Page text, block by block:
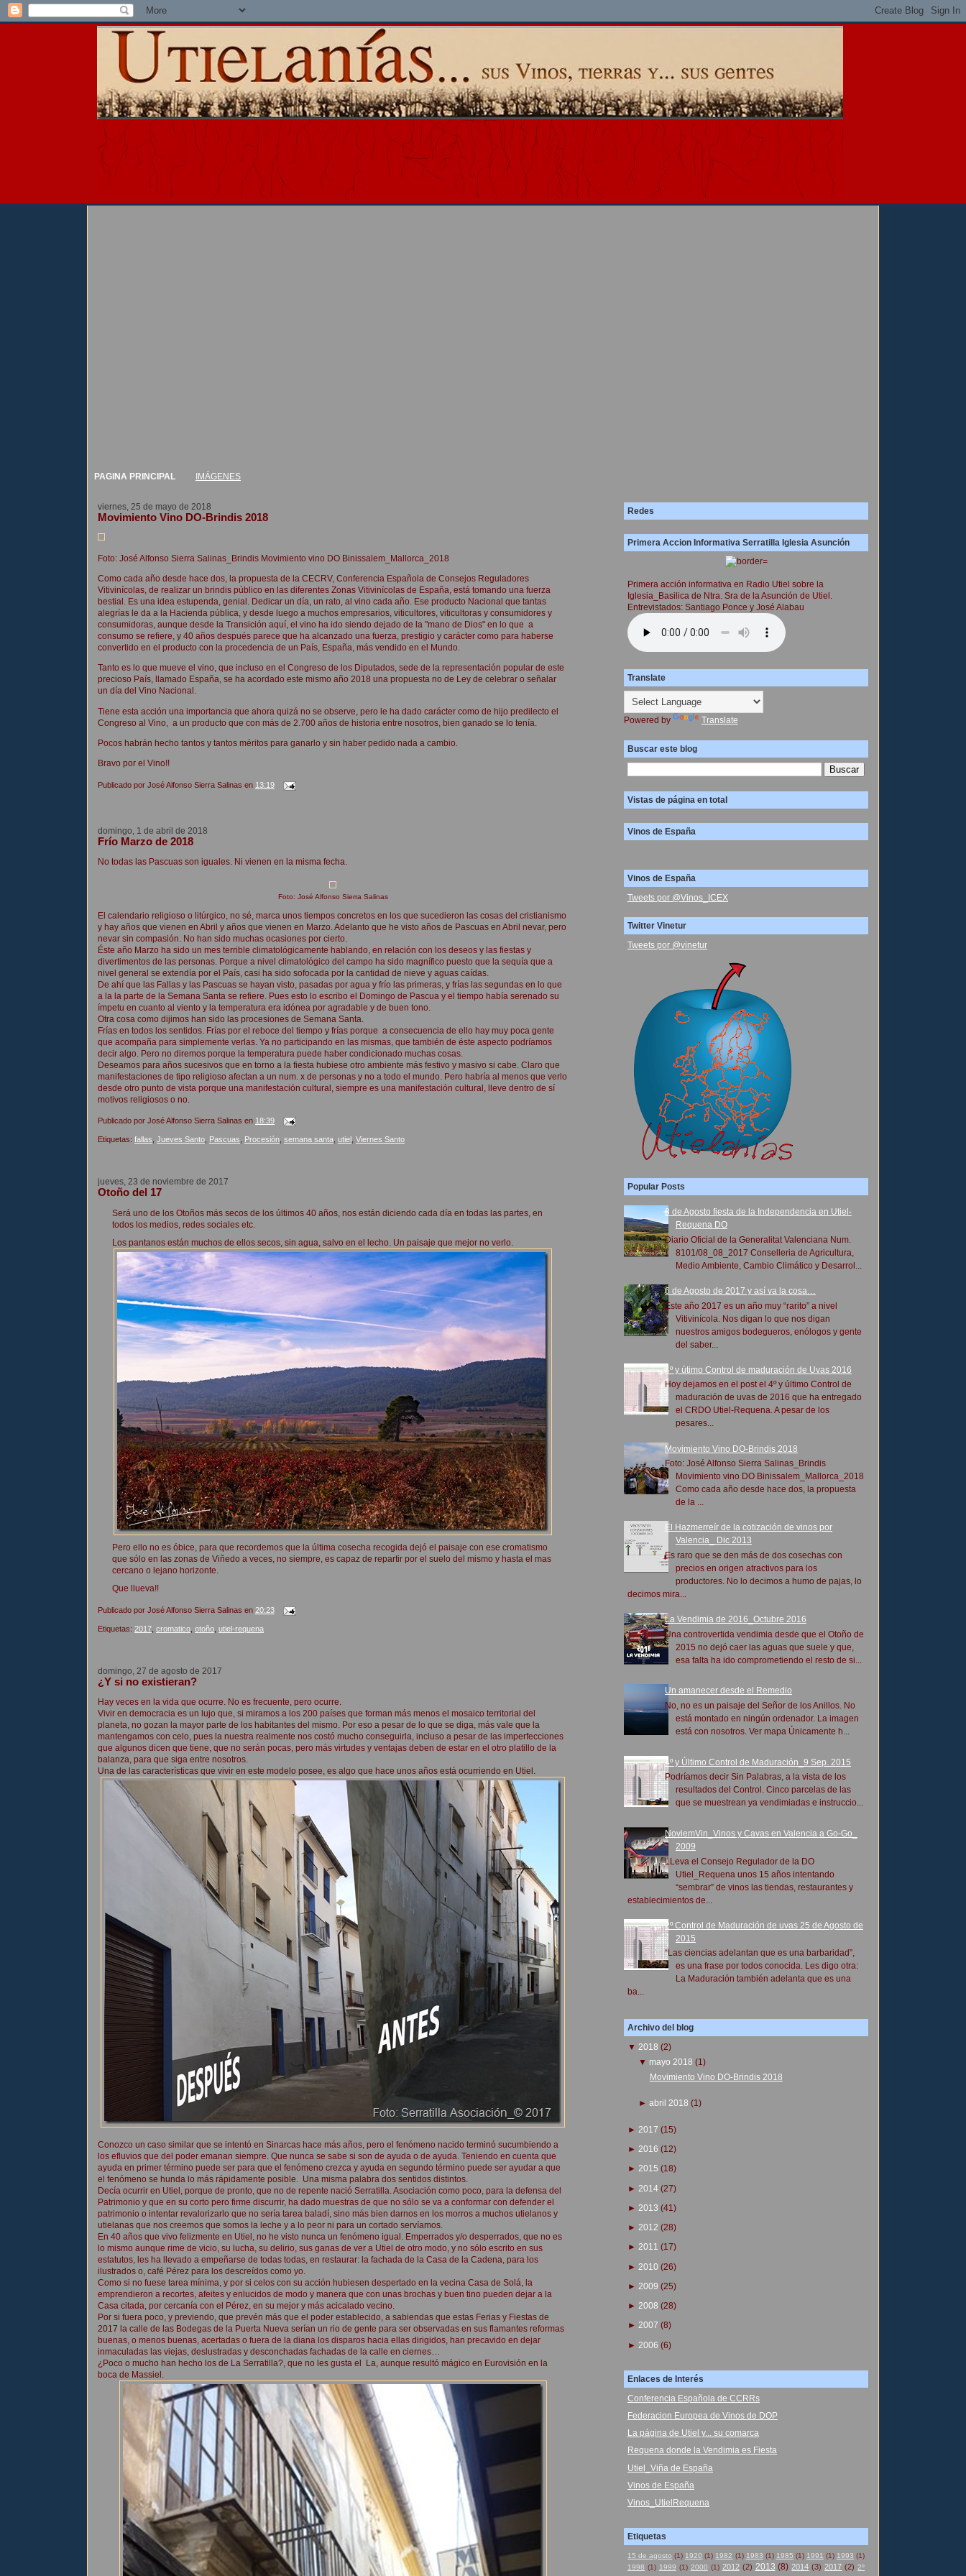
PAGINA PRINCIPAL IMÁGENES
viernes, 25 de mayo de 2018
Movimiento Vino DO-Brindis 2018
Foto: José Alfonso Sierra Salinas_Brindis Movimiento vino DO Binissalem_Mallorca_2018
Como cada año desde hace dos, la propuesta de la CECRV, Conferencia Española de Consejos Reguladores
Vitivinícolas, de realizar un brindis público en las diferentes Zonas Vitivinícolas de España, está tomando una fuerza
bestial. Es una idea estupenda, genial. Dedicar un día, un rato, al vino cada año. Ese producto Nacional que tantas
alegrías le da a la Hacienda pública, y desde luego a muchos empresarios, viticultores, viticultoras y consumidores y
consumidoras, aunque desde la Transición aquí, el vino ha ido siendo dejado de la "mano de Dios" en lo que a
consumo se refiere, y 40 años después parece que ha alcanzado una fuerza, prestigio y carácter como para haberse
convertido en el producto con la procedencia de un País, España, más vendido en el Mundo.
Tanto es lo que mueve el vino, que incluso en el Congreso de los Diputados, sede de la representación popular de este
precioso País, llamado España, se ha acordado este mismo año 2018 una propuesta no de Ley de celebrar o señalar
un día del Vino Nacional.
Tiene esta acción una importancia que ahora quizá no se observe, pero le ha dado carácter como de hijo predilecto el
Congreso al Vino, a un producto que con más de 2.700 años de historia entre nosotros, bien ganado se lo tenía.
Pocos habrán hecho tantos y tantos méritos para ganarlo y sin haber pedido nada a cambio.
Bravo por el Vino!!
Publicado por José Alfonso Sierra Salinas en 13:19
domingo, 1 de abril de 2018
Frío Marzo de 2018
No todas las Pascuas son iguales. Ni vienen en la misma fecha.
Foto: José Alfonso Sierra Salinas
El calendario religioso o litúrgico, no sé, marca unos tiempos concretos en los que sucedieron las cosas del cristianismo
y hay años que vienen en Abril y años que vienen en Marzo. Adelanto que he visto años de Pascuas en Abril nevar, pero
nevar sin compasión. No han sido muchas ocasiones por cierto.
Éste año Marzo ha sido un mes terrible climatológicamente hablando, en relación con los deseos y las fiestas y
divertimentos de las personas. Porque a nivel climatológico del campo ha sido magnífico puesto que la sequía que a
nivel general se extendía por el País, casi ha sido sofocada por la cantidad de nieve y aguas caídas.
De ahí que las Fallas y las Pascuas se hayan visto, pasadas por agua y frío las primeras, y frías las segundas en lo que
a la la parte de la Semana Santa se refiere. Pues esto lo escribo el Domingo de Pascua y el tiempo había serenado su
ímpetu en cuanto al viento y la temperatura era idónea por agradable y de buen tono.
Otra cosa como dijimos han sido las procesiones de Semana Santa.
Frías en todos los sentidos. Frías por el reboce del tiempo y frías porque a consecuencia de ello hay muy poca gente
que acompaña para simplemente verlas. Ya no participando en las mismas, que también de éste aspecto podríamos
decir algo. Pero no diremos porque la temperatura puede haber condicionado muchas cosas.
Deseamos para años sucesivos que en torno a la fiesta hubiese otro ambiente más festivo y masivo si cabe. Claro que
manifestaciones de tipo religioso afectan a un num. x de personas y no a todo el mundo. Pero habría al menos que verlo
desde otro punto de vista porque una manifestación cultural, siempre es una manifestación cultural, lleve dentro de sí
motivos religiosos o no.
Publicado por José Alfonso Sierra Salinas en 18:39
Etiquetas: fallas Jueves Santo Pascuas Procesión semana santa utiel Viernes Santo
jueves, 23 de noviembre de 2017
Otoño del 17
Será uno de los Otoños más secos de los últimos 40 años, nos están diciendo cada día en todas las partes, en
todos los medios, redes sociales etc.
Los pantanos están muchos de ellos secos, sin agua, salvo en el lecho. Un paisaje que mejor no verlo.
Pero ello no es óbice, para que recordemos que la última cosecha recogida dejó el paisaje con ese cromatismo
que sólo en las zonas de Viñedo a veces, no siempre, es capaz de repartir por el suelo del mismo y hasta el mas
cercano o lejano horizonte.
Que llueva!!
Publicado por José Alfonso Sierra Salinas en 20:23
Etiquetas: 2017 cromatico otoño utiel-requena
domingo, 27 de agosto de 2017
¿Y si no existieran?
Hay veces en la vida que ocurre. No es frecuente, pero ocurre.
Vivir en democracia es un lujo que, si miramos a los 200 países que forman más menos el mosaico territorial del
planeta, no gozan la mayor parte de los habitantes del mismo. Por eso a pesar de lo que se diga, más vale que la
mantengamos con celo, pues la nuestra realmente nos costó mucho conseguirla, incluso a pesar de las imperfecciones
que algunos dicen que tiene, que no serán pocas, pero más virtudes y ventajas deben de estar en el otro platillo de la
balanza, para que siga entre nosotros.
Una de las características que vivir en este modelo posee, es algo que hace unos años está ocurriendo en Utiel.
Conozco un caso similar que se intentó en Sinarcas hace más años, pero el fenómeno nacido terminó sucumbiendo a
los efluvios que del poder emanan siempre. Que nunca se sabe si son de ayuda o de ayuda. Teniendo en cuenta que
ayuda en primer término puede ser para que el fenómeno crezca y ayuda en segundo término puede ser ayudar a que
el fenómeno se hunda lo más rápidamente posible. Una misma palabra dos sentidos distintos.
Decía ocurrir en Utiel, porque de pronto, que no de repente nació Serratilla. Asociación como poco, para la defensa del
Patrimonio y que en su corto pero firme discurrir, ha dado muestras de que no sólo se va a conformar con defender el
patrimonio o intentar revalorizarlo que no sería tarea baladí, sino más bien darnos en los morros a muchos utielanos y
utielanas que nos creemos que somos la leche y a lo peor ni para un cortado servíamos.
En 40 años que vivo felizmente en Utiel, no he visto nunca un fenómeno igual. Emperrados y/o desperrados, que no es
lo mismo aunque rime de vicio, su lucha, su delirio, sus ganas de ver a Utiel de otro modo, y no sólo escrito en sus
estatutos, les ha llevado a empeñarse de todas todas, en restaurar: la fachada de la Casa de la Cadena, para los
ilustrados o, café Pérez para los descreídos como yo.
Como si no fuese tarea mínima, y por si celos con su acción hubiesen despertado en la vecina Casa de Solá, la
emprendieron a recortes, afeites y enlucidos de modo y manera que con unas brochas y buen tino pueden dejar a la
Casa citada, por cercanía con el Pérez, en su mejor y más acicalado vecino.
Por si fuera poco, y previendo, que prevén más que el poder establecido, a sabiendas que estas Ferias y Fiestas de
2017 la calle de las Bodegas de la Puerta Nueva serían un rio de gente para ser observadas en sus flamantes reformas
buenas, o menos buenas, acertadas o fuera de la diana los disparos hacia ellas dirigidos, han precavido en dejar
inmaculadas las viejas, deslustradas y desconchadas fachadas de la calle en ciernes…
¿Poco o mucho han hecho los de La Serratilla?, que no les gusta el La, aunque resultó mágico en Eurovisión en la
boca de Massiel.
Redes
Primera Accion Informativa Serratilla Iglesia Asunción
Primera acción informativa en Radio Utiel sobre la
Iglesia_Basilica de Ntra. Sra de la Asunción de Utiel.
Entrevistados: Santiago Ponce y José Alabau
Translate
Powered by Translate
Buscar este blog
Vistas de página en total
Vinos de España
Vinos de España
Tweets por @Vinos_ICEX
Twitter Vinetur
Tweets por @vinetur
Popular Posts
8 de Agosto fiesta de la Independencia en Utiel-
Requena DO
Diario Oficial de la Generalitat Valenciana Num.
8101/08_08_2017 Conselleria de Agricultura,
Medio Ambiente, Cambio Climático y Desarrol...
6 de Agosto de 2017 y así va la cosa…
Este año 2017 es un año muy “rarito” a nivel
Vitivinícola. Nos digan lo que nos digan
nuestros amigos bodegueros, enólogos y gente
del saber...
4º y útimo Control de maduración de Uvas 2016
Hoy dejamos en el post el 4º y último Control de
maduración de uvas de 2016 que ha entregado
el CRDO Utiel-Requena. A pesar de los
pesares...
Movimiento Vino DO-Brindis 2018
Foto: José Alfonso Sierra Salinas_Brindis
Movimiento vino DO Binissalem_Mallorca_2018
Como cada año desde hace dos, la propuesta
de la ...
El Hazmerreír de la cotización de vinos por
Valencia_ Dic 2013
Es raro que se den más de dos cosechas con
precios en origen atractivos para los
productores. No lo decimos a humo de pajas, lo
decimos mira...
La Vendimia de 2016_Octubre 2016
Una controvertida vendimia desde que el Otoño de
2015 no dejó caer las aguas que suele y que,
esa falta ha ido comprometiendo el resto de si...
Un amanecer desde el Remedio
No, no es un paisaje del Señor de los Anillos. No
está montado en ningún ordenador. La imagen
está con nosotros. Ver mapa Únicamente h...
4º y Último Control de Maduración_9 Sep. 2015
Podríamos decir Sin Palabras, a la vista de los
resultados del Control. Cinco parcelas de las
que se muestrean ya vendimiadas e instruccio...
NoviemVin_Vinos y Cavas en Valencia a Go-Go_
2009
LLeva el Consejo Regulador de la DO
Utiel_Requena unos 15 años intentando
“sembrar” de vinos las tiendas, restaurantes y
establecimientos de...
2º Control de Maduración de uvas 25 de Agosto de
2015
“Las ciencias adelantan que es una barbaridad”,
es una frase por todos conocida. Les digo otra:
La Maduración también adelanta que es una
ba...
Archivo del blog
▼ 2018 (2)
▼ mayo 2018 (1)
Movimiento Vino DO-Brindis 2018
► abril 2018 (1)
► 2017 (15)
► 2016 (12)
► 2015 (18)
► 2014 (27)
► 2013 (41)
► 2012 (28)
► 2011 (17)
► 2010 (26)
► 2009 (25)
► 2008 (28)
► 2007 (8)
► 2006 (6)
Enlaces de Interés
Conferencia Española de CCRRs
Federacion Europea de Vinos de DOP
La página de Utiel y... su comarca
Requena donde la Vendimia es Fiesta
Utiel_Viña de España
Vinos de España
Vinos_UtielRequena
Etiquetas
15 de agosto (1) 1920 (1) 1982 (1) 1983 (1) 1985 (1) 1991 (1) 1993 (1)
1998 (1) 1999 (1) 2000 (1) 2012 (2) 2013 (8) 2014 (3) 2017 (2) 2º